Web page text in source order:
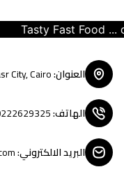
Tasty Fast Food ...
العنوان:
City, Cairo
الهاتف:
البريد الالكتروني: